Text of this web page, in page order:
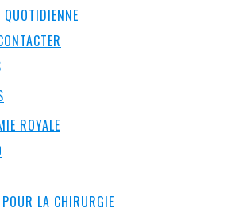
QUOTIDIENNE
ROYALE
LA CHIRURGIE